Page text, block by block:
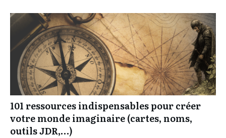
101 ressources indispensables pour créer
votre monde imaginaire (cartes, noms,
outils JDR,…)